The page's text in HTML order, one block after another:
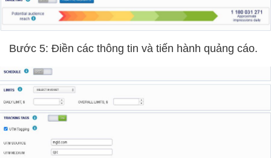
Bước 5: Điền các thông tin và tiến hành quảng cáo.